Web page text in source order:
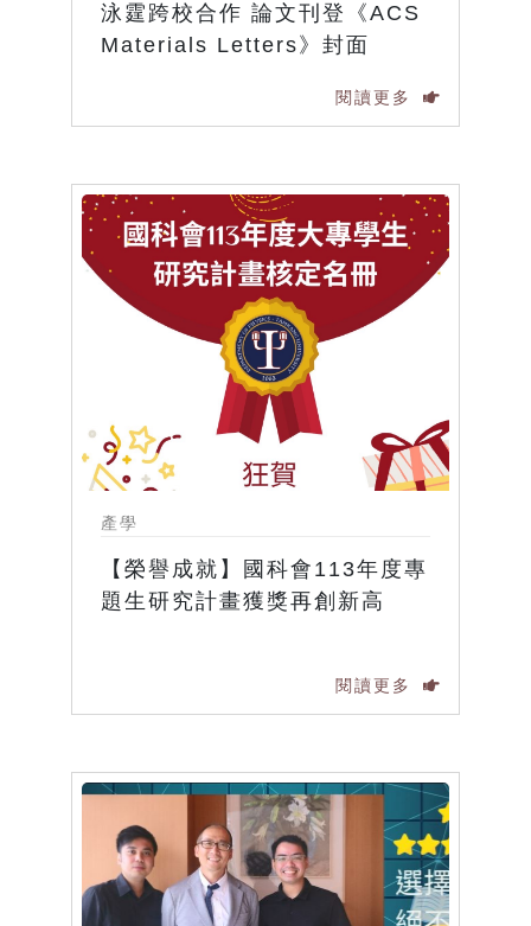
泳霆跨校合作 論文刊登《ACS
Materials Letters》封面
閱讀更多
產學
【榮譽成就】國科會113年度專
題生研究計畫獲獎再創新高
閱讀更多